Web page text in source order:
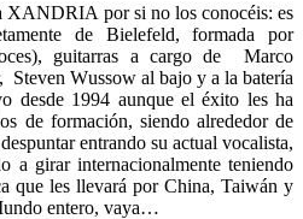
XANDRIA por si no los conocéis: es
de Bielefeld, formada por
guitarras a cargo de Marco
Steven Wussow al bajo y a la batería
desde 1994 aunque el éxito les ha
de formación, siendo alrededor de
entrando su actual vocalista,
a girar internacionalmente teniendo
que les llevará por China, Taiwán y
entero, vaya…